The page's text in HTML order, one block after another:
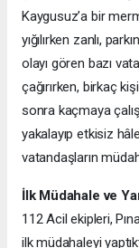
Kaygusuz’a bir
yığılırken zanlı,
olayı gören bazı
çağırırken, birkaç
sonra kaçmaya
yakalayıp etkisiz
vatandaşların
İlk Müdahale ve
112 Acil ekipleri,
ilk müdahaleyi